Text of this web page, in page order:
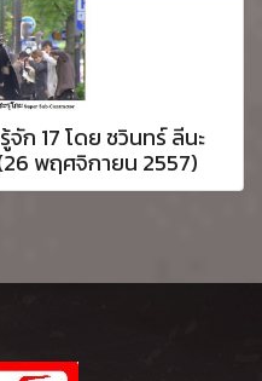
ก 17 โดย ชวินทร์ ลีนะ
พฤศจิกายน 2557)